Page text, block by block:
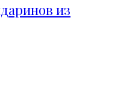
из